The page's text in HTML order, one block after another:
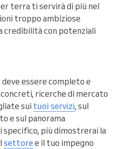
terra ti servirà di più nel
troppo ambiziose
credibilità con potenziali
essere completo e
ricerche di mercato
sui tuoi servizi, sul
e sul panorama
specifico, più dimostrerai la
settore e il tuo impegno